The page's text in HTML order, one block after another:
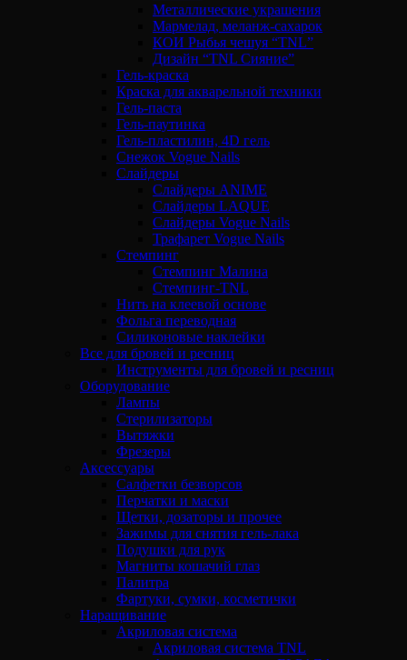
Металлические украшения
Мармелад, меланж-сахарок
КОИ Рыбья чешуя “TNL”
Дизайн “TNL Сияние”
Гель-краска
Краска для акварельной техники
Гель-паста
Гель-паутинка
Гель-пластилин, 4D гель
Снежок Vogue Nails
Слайдеры
Слайдеры ANIME
Слайдеры LAQUE
Слайдеры Vogue Nails
Трафарет Vogue Nails
Стемпинг
Стемпинг Малина
Стемпинг-TNL
Нить на клеевой основе
Фольга переводная
Силиконовые наклейки
Все для бровей и ресниц
Инструменты для бровей и ресниц
Оборудование
Лампы
Стерилизаторы
Вытяжки
Фрезеры
Аксессуары
Салфетки безворсов
Перчатки и маски
Щетки, дозаторы и прочее
Зажимы для снятия гель-лака
Подушки для рук
Магниты кошачий глаз
Палитра
Фартуки, сумки, косметички
Наращивание
Акриловая система
Акриловая система TNL